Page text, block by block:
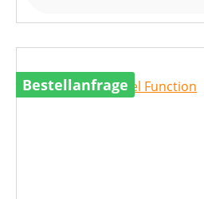
Bestellanfrage